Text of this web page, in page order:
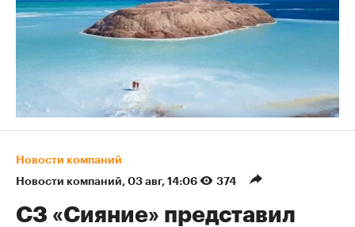
Новости компаний
Новости компаний⁠, 03 авг, 14:06 374
СЗ «Сияние» представил